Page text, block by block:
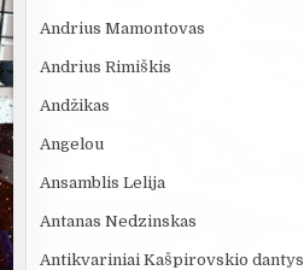
Andrius Mamontovas
Andrius Rimiškis
Andžikas
Angelou
Ansamblis Lelija
Antanas Nedzinskas
Antikvariniai Kašpirovskio dantys